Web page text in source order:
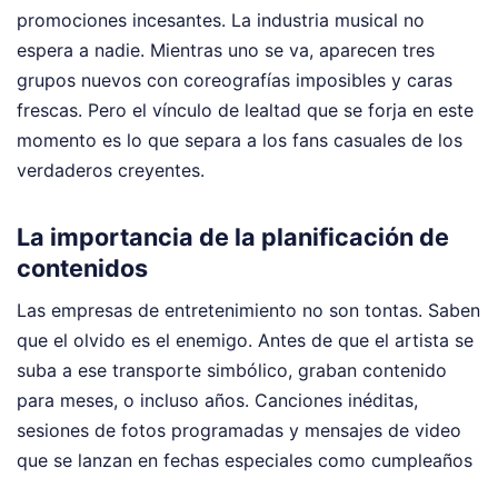
promociones incesantes. La industria musical no
espera a nadie. Mientras uno se va, aparecen tres
grupos nuevos con coreografías imposibles y caras
frescas. Pero el vínculo de lealtad que se forja en este
momento es lo que separa a los fans casuales de los
verdaderos creyentes.
La importancia de la planificación de
contenidos
Las empresas de entretenimiento no son tontas. Saben
que el olvido es el enemigo. Antes de que el artista se
suba a ese transporte simbólico, graban contenido
para meses, o incluso años. Canciones inéditas,
sesiones de fotos programadas y mensajes de video
que se lanzan en fechas especiales como cumpleaños